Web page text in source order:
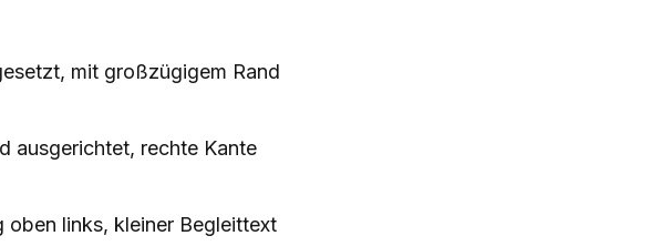
mit großzügigem Rand
ausgerichtet, rechte Kante
oben links, kleiner Begleittext